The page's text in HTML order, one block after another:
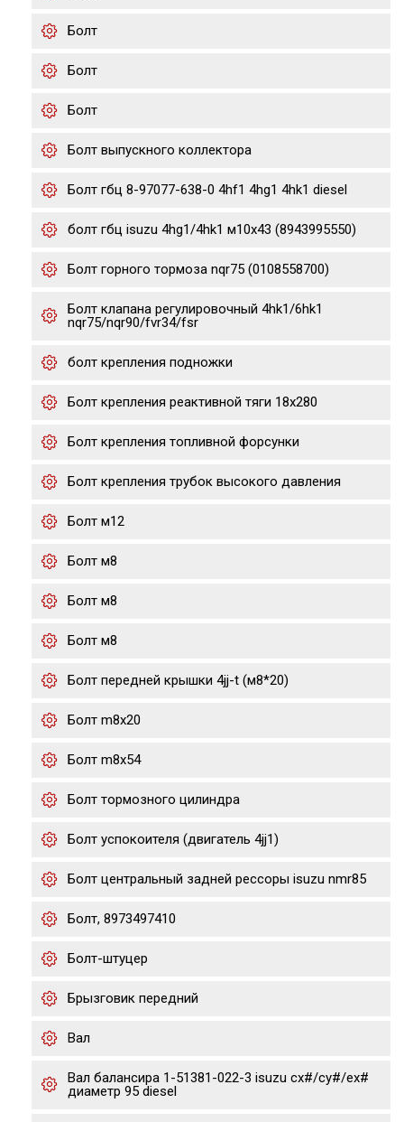
Болт
Болт
Болт
Болт выпускного коллектора
Болт гбц 8-97077-638-0 4hf1 4hg1 4hk1 diesel
болт гбц isuzu 4hg1/4hk1 м10х43 (8943995550)
Болт горного тормоза nqr75 (0108558700)
Болт клапана регулировочный 4hk1/6hk1
nqr75/nqr90/fvr34/fsr
болт крепления подножки
Болт крепления реактивной тяги 18x280
Болт крепления топливной форсунки
Болт крепления трубок высокого давления
Болт м12
Болт м8
Болт м8
Болт м8
Болт передней крышки 4jj-t (м8*20)
Болт m8x20
Болт m8x54
Болт тормозного цилиндра
Болт успокоителя (двигатель 4jj1)
Болт центральный задней рессоры isuzu nmr85
Болт, 8973497410
Болт-штуцер
Брызговик передний
Вал
Вал балансира 1-51381-022-3 isuzu cx#/cy#/ex#
диаметр 95 diesel